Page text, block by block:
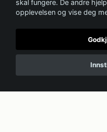
skal fungere. De andre
opplevelsen og vise deg